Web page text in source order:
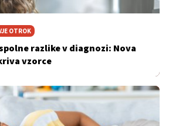
OTROK
razlike v diagnozi: Nova
vzorce